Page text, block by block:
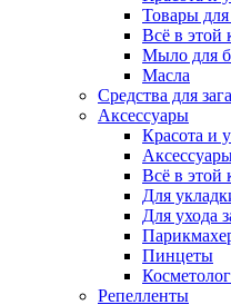
Товары
Всё в этой
Мыло для
Масла
Средства для
Аксессуары
Красота и
Всё в этой
Для
Для ухода
Пинцеты
Репелленты